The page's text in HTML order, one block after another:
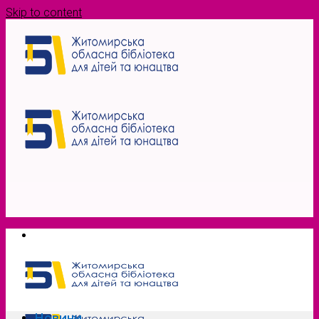
Skip to content